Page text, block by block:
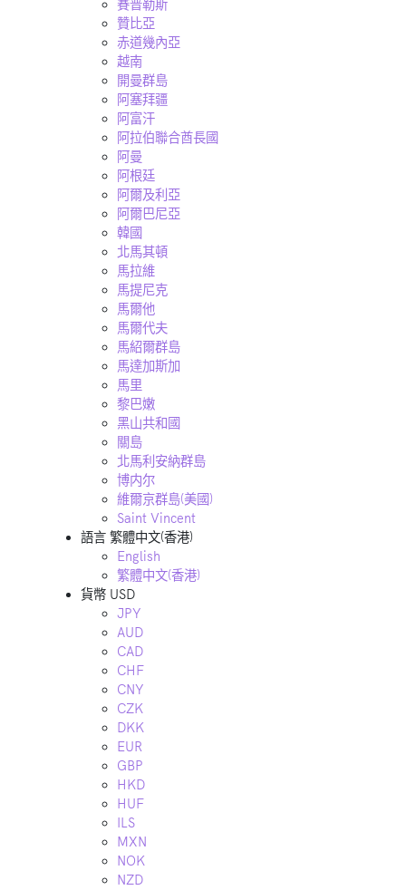
賽普勒斯
贊比亞
赤道幾內亞
越南
開曼群島
阿塞拜疆
阿富汗
阿拉伯聯合酋長國
阿曼
阿根廷
阿爾及利亞
阿爾巴尼亞
韓國
北馬其頓
馬拉維
馬提尼克
馬爾他
馬爾代夫
馬紹爾群島
馬達加斯加
馬里
黎巴嫩
黑山共和國
關島
北馬利安納群島
博内尔
維爾京群島(美國)
Saint Vincent
語言 繁體中文(香港)
English
繁體中文(香港)
貨幣 USD
JPY
AUD
CAD
CHF
CNY
CZK
DKK
EUR
GBP
HKD
HUF
ILS
MXN
NOK
NZD